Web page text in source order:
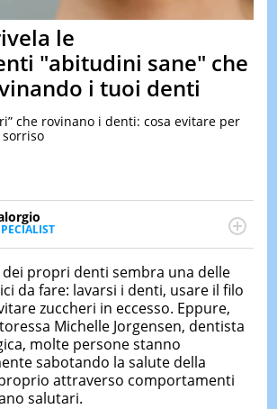
&
TEST
&
LE
DI
IERI
le
"abitudini sane" che
i tuoi denti
che rovinano i denti: cosa evitare per
un Master in Marketing Management
creazione di contenuti in ottica SEO e
di strategie marketing attraverso
propri denti sembra una delle
da fare: lavarsi i denti, usare il filo
zuccheri in eccesso. Eppure,
Michelle Jorgensen, dentista
molte persone stanno
sabotando la salute della
attraverso comportamenti
salutari.